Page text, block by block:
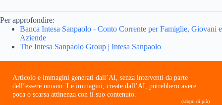
Per approfondire:
Banca Intesa Sanpaolo - Conto Corrente per Famiglie, Giovani e
Aziende
The Intesa Sanpaolo Group | Intesa Sanpaolo
Articolo e immagini generati dall’AI, senza interventi da parte
dell’essere umano. Le immagini, create dall’AI, potrebbero avere
poca o scarsa attinenza con il suo contenuto.
(scopri di più)